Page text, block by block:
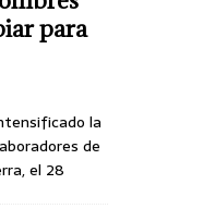
para
la
de
el 28